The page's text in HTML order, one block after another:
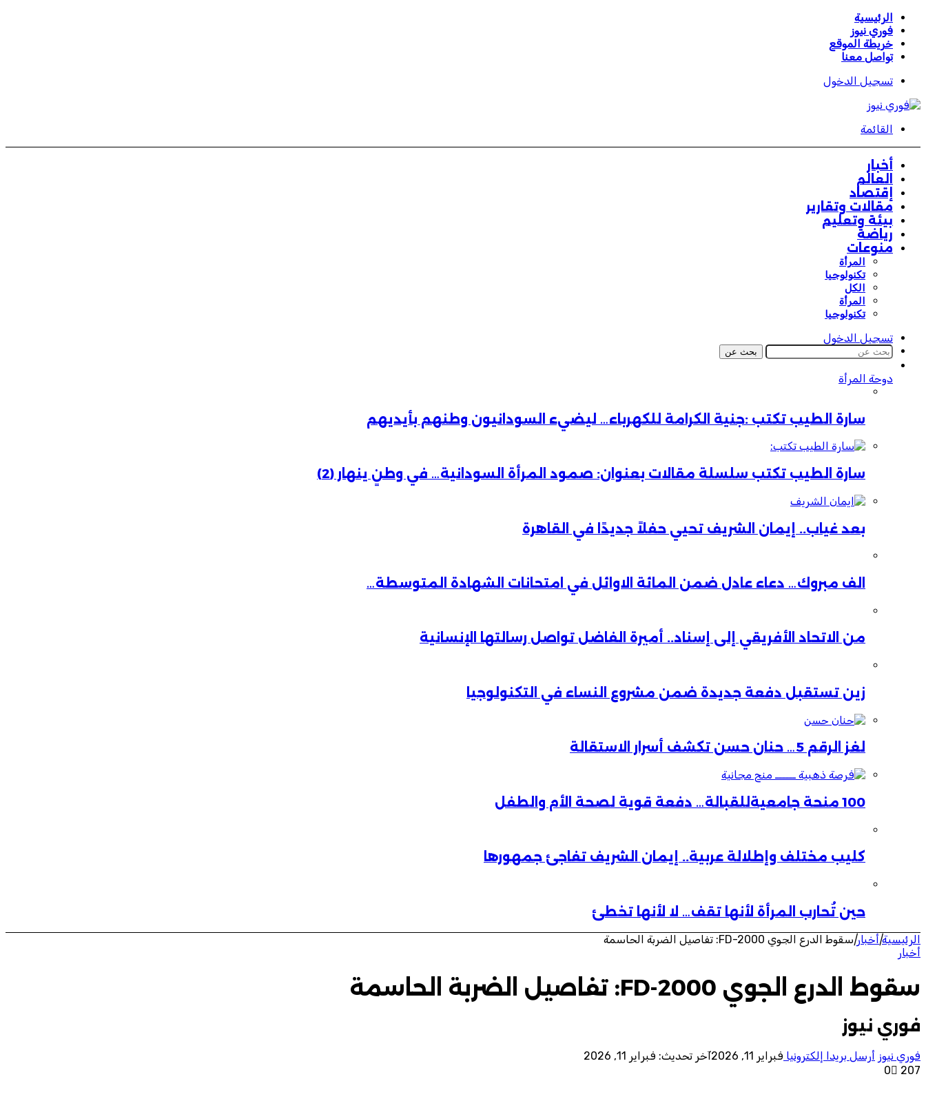
الرئيسية
فوري نيوز
خريطة الموقع
تواصل معنا
تسجيل الدخول
القائمة
أخبار
العالم
إقتصاد
مقالات وتقارير
بيئة وتعليم
رياضة
منوعات
المرأة
تكنولوجيا
الكل
المرأة
تكنولوجيا
تسجيل الدخول
بحث عن
دوحة المرأة
سارة الطيب تكتب :جنية الكرامة للكهرباء… ليضيء السودانيون وطنهم بأيديهم
سارة الطيب تكتب سلسلة مقالات بعنوان: صمود المرأة السودانية… في وطنٍ ينهار (2)
بعد غياب.. إيمان الشريف تحيي حفلاً جديدًا في القاهرة
الف مبروك… دعاء عادل ضمن المائة الاوائل في امتحانات الشهادة المتوسطة…
من الاتحاد الأفريقي إلى إسناد.. أميرة الفاضل تواصل رسالتها الإنسانية
زين تستقبل دفعة جديدة ضمن مشروع النساء في التكنولوجيا
لغز الرقم 5… حنان حسن تكشف أسرار الاستقالة
100 منحة جامعيةللقبالة… دفعة قوية لصحة الأم والطفل
كليب مختلف وإطلالة عربية.. إيمان الشريف تفاجئ جمهورها
حين تُحارب المرأة لأنها تقف… لا لأنها تخطئ
الرئيسية|أخبار|سقوط الدرع الجوي FD-2000: تفاصيل الضربة الحاسمة
أخبار
سقوط الدرع الجوي FD-2000: تفاصيل الضربة الحاسمة
فوري نيوز
فوري نيوز أرسل بريدا إلكترونيا فبراير 11, 2026
آخر تحديث: فبراير 11, 2026
0
207